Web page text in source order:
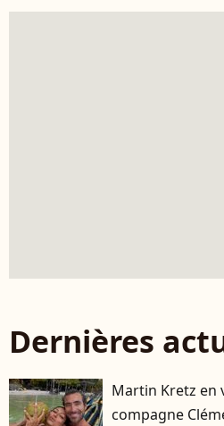
Dernières
Martin Kretz en
compagne